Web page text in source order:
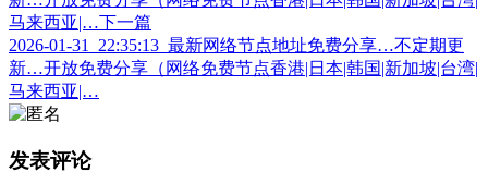
马来西亚|… 下一篇
2026-01-31_22:35:13_最新网络节点地址免费分享…不定期更
新…开放免费分享（网络免费节点香港|日本|韩国|新加坡|台湾|
马来西亚|…
发表评论